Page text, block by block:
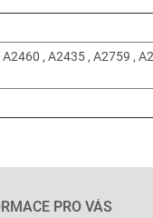
, A2435 , A2759 ,
PRO VÁS